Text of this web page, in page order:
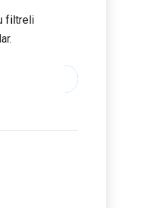
filtreli